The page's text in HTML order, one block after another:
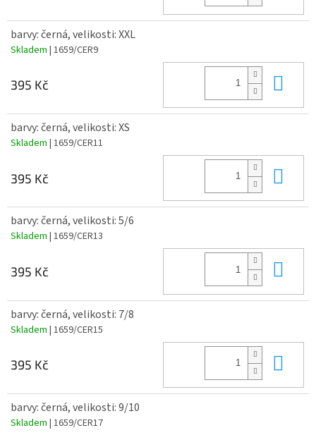
barvy: černá, velikosti: XXL
Skladem | 1659/CER9
395 Kč
barvy: černá, velikosti: XS
Skladem | 1659/CER11
395 Kč
barvy: černá, velikosti: 5/6
Skladem | 1659/CER13
395 Kč
barvy: černá, velikosti: 7/8
Skladem | 1659/CER15
395 Kč
barvy: černá, velikosti: 9/10
Skladem | 1659/CER17